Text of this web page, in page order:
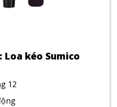
kéo Sumico
12